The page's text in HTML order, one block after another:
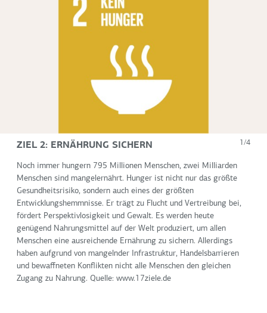
ZIEL 2: ERNÄHRUNG SICHERN 1/4
Noch immer hungern 795 Millionen Menschen, zwei Milliarden
Menschen sind mangelernährt. Hunger ist nicht nur das größte
Gesundheitsrisiko, sondern auch eines der größten
Entwicklungshemmnisse. Er trägt zu Flucht und Vertreibung bei,
fördert Perspektivlosigkeit und Gewalt. Es werden heute
genügend Nahrungsmittel auf der Welt produziert, um allen
Menschen eine ausreichende Ernährung zu sichern. Allerdings
haben aufgrund von mangelnder Infrastruktur, Handelsbarrieren
und bewaffneten Konflikten nicht alle Menschen den gleichen
Zugang zu Nahrung. Quelle: www.17ziele.de